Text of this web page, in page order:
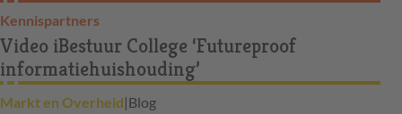
Kennispartners
Video iBestuur College ‘Futureproof
informatiehuishouding’
Markt en Overheid|Blog